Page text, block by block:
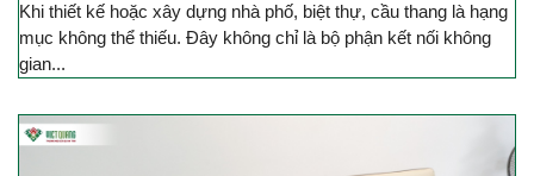
Khi thiết kế hoặc xây dựng nhà phố, biệt thự, cầu thang là hạng
mục không thể thiếu. Đây không chỉ là bộ phận kết nối không
gian...